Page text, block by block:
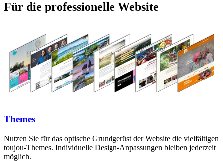
Für die professionelle Website
Themes
Nutzen Sie für das optische Grundgerüst der Website die vielfältigen
toujou-Themes. Individuelle Design-Anpassungen bleiben jederzeit
möglich.